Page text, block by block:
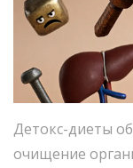
Детокс-диеты
очищение